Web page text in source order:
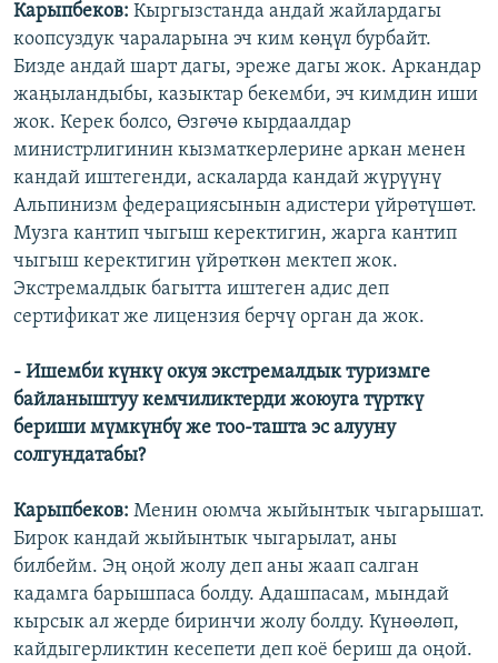
Карыпбеков: Кыргызстанда андай жайлардагы
коопсуздук чараларына эч ким көңүл бурбайт.
Бизде андай шарт дагы, эреже дагы жок. Аркандар
жаңыландыбы, казыктар бекемби, эч кимдин иши
жок. Керек болсо, Өзгөчө кырдаалдар
министрлигинин кызматкерлерине аркан менен
кандай иштегенди, аскаларда кандай жүрүүнү
Альпинизм федерациясынын адистери үйрөтүшөт.
Музга кантип чыгыш керектигин, жарга кантип
чыгыш керектигин үйрөткөн мектеп жок.
Экстремалдык багытта иштеген адис деп
сертификат же лицензия берчү орган да жок.
- Ишемби күнкү окуя экстремалдык туризмге
байланыштуу кемчиликтерди жоюуга түрткү
бериши мүмкүнбү же тоо-ташта эс алууну
солгундатабы?
Карыпбеков: Менин оюмча жыйынтык чыгарышат.
Бирок кандай жыйынтык чыгарылат, аны
билбейм. Эң оңой жолу деп аны жаап салган
кадамга барышпаса болду. Адашпасам, мындай
кырсык ал жерде биринчи жолу болду. Күнөөлөп,
кайдыгерликтин кесепети деп коё бериш да оңой.